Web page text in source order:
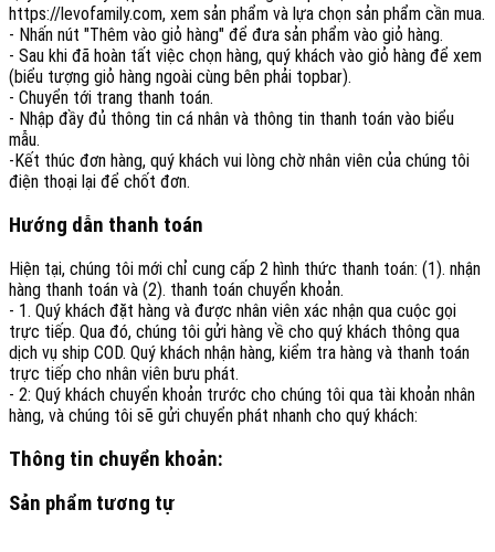
https://levofamily.com, xem sản phẩm và lựa chọn sản phẩm cần mua.
- Nhấn nút "Thêm vào giỏ hàng" để đưa sản phẩm vào giỏ hàng.
- Sau khi đã hoàn tất việc chọn hàng, quý khách vào giỏ hàng để xem
(biểu tượng giỏ hàng ngoài cùng bên phải topbar).
- Chuyển tới trang thanh toán.
- Nhập đầy đủ thông tin cá nhân và thông tin thanh toán vào biểu
mẫu.
-Kết thúc đơn hàng, quý khách vui lòng chờ nhân viên của chúng tôi
điện thoại lại để chốt đơn.
Hướng dẫn thanh toán
Hiện tại, chúng tôi mới chỉ cung cấp 2 hình thức thanh toán: (1). nhận
hàng thanh toán và (2). thanh toán chuyển khoản.
- 1. Quý khách đặt hàng và được nhân viên xác nhận qua cuộc gọi
trực tiếp. Qua đó, chúng tôi gửi hàng về cho quý khách thông qua
dịch vụ ship COD. Quý khách nhận hàng, kiểm tra hàng và thanh toán
trực tiếp cho nhân viên bưu phát.
- 2: Quý khách chuyển khoản trước cho chúng tôi qua tài khoản nhân
hàng, và chúng tôi sẽ gửi chuyển phát nhanh cho quý khách:
Thông tin chuyển khoản:
Sản phẩm tương tự